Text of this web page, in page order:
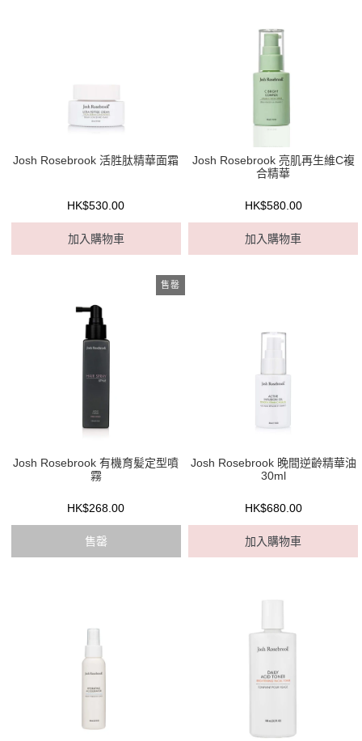
Josh Rosebrook 活胜肽精華面霜
HK$530.00
加入購物車
Josh Rosebrook 亮肌再生維C複
合精華
HK$580.00
加入購物車
售罄
Josh Rosebrook 有機育髪定型噴
霧
HK$268.00
售罄
Josh Rosebrook 晚間逆齡精華油
30ml
HK$680.00
加入購物車